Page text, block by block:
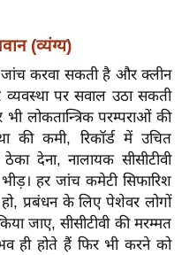
(व्यंग्य)
करवा सकती है और क्लीन
व्यवस्था पर सवाल उठा सकती
लोकतान्त्रिक परम्पराओं की
की कमी, रिकॉर्ड में उचित
देना, नालायक सीसीटीवी
हर जांच कमेटी सिफारिश
प्रबंधन के लिए पेशेवर लोगों
जाए, सीसीटीवी की मरम्मत
ही होते हैं फिर भी करने को